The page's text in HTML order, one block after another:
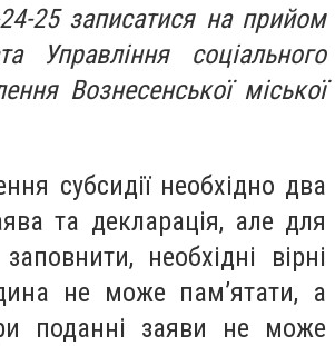
25 записатися на прийом
Управління соціального
Вознесенської міської
субсидії необхідно два
та декларація, але для
необхідні вірні
не може пам’ятати, а
поданні заяви не може